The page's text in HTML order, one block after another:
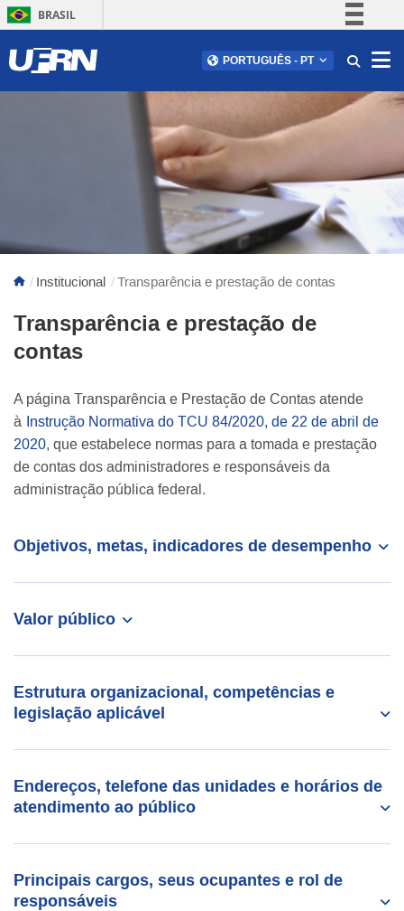
BRASIL
Comunica BR
Acesso à informação
Canais
PORTUGUÊS - PT
Institucional Transparência e prestação de contas
Transparência e prestação de
contas
A página Transparência e Prestação de Contas atende
à Instrução Normativa do TCU 84/2020, de 22 de abril de
2020, que estabelece normas para a tomada e prestação
de contas dos administradores e responsáveis da
administração pública federal.
Objetivos, metas, indicadores de desempenho
Valor público
Estrutura organizacional, competências e
legislação aplicável
Endereços, telefone das unidades e horários de
atendimento ao público
Principais cargos, seus ocupantes e rol de
responsáveis